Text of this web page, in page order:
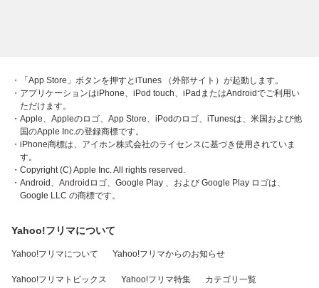
・「App Store」ボタンを押すとiTunes （外部サイト）が起動します。
・アプリケーションはiPhone、iPod touch、iPadまたはAndroidでご利用い
ただけます。
・Apple、Appleのロゴ、App Store、iPodのロゴ、iTunesは、米国および他
国のApple Inc.の登録商標です。
・iPhone商標は、アイホン株式会社のライセンスに基づき使用されていま
す。
・Copyright (C) Apple Inc. All rights reserved.
・Android、Androidロゴ、Google Play 、および Google Play ロゴは、
Google LLC の商標です。
Yahoo!フリマについて
Yahoo!フリマについて Yahoo!フリマからのお知らせ
Yahoo!フリマトピックス Yahoo!フリマ特集 カテゴリ一覧